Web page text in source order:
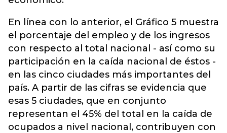
En línea con lo anterior, el Gráfico 5 muestra
el porcentaje del empleo y de los ingresos
con respecto al total nacional - así como su
participación en la caída nacional de éstos -
en las cinco ciudades más importantes del
país. A partir de las cifras se evidencia que
esas 5 ciudades, que en conjunto
representan el 45% del total en la caída de
ocupados a nivel nacional, contribuyen con